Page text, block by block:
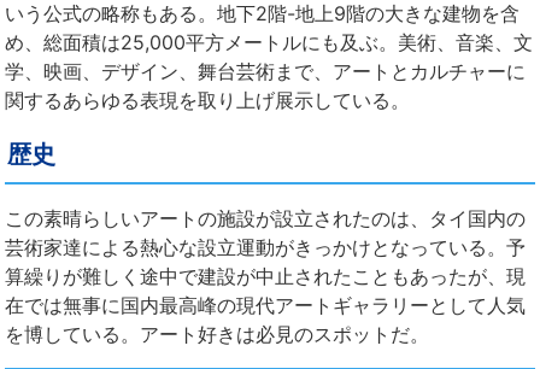
いう公式の略称もある。地下2階-地上9階の大きな建物を含
め、総面積は25,000平方メートルにも及ぶ。美術、音楽、文
学、映画、デザイン、舞台芸術まで、アートとカルチャーに
関するあらゆる表現を取り上げ展示している。
歴史
この素晴らしいアートの施設が設立されたのは、タイ国内の
芸術家達による熱心な設立運動がきっかけとなっている。予
算繰りが難しく途中で建設が中止されたこともあったが、現
在では無事に国内最高峰の現代アートギャラリーとして人気
を博している。アート好きは必見のスポットだ。